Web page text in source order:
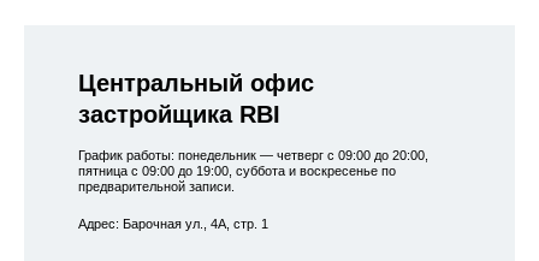
Центральный офис
застройщика RBI
График работы: понедельник — четверг с 09:00 до 20:00,
пятница с 09:00 до 19:00, суббота и воскресенье по
предварительной записи.
Адрес: Барочная ул., 4А, стр. 1